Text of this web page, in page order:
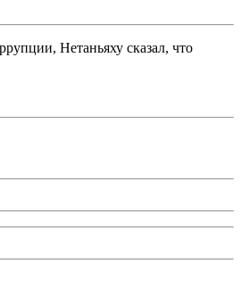
Нетаньяху сказал, что